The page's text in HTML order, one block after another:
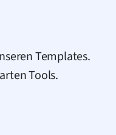
Templates.
Tools.